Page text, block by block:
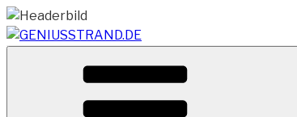
Zum
Inhalt
springen
Vom Geniusstrand zum JadeWeserPort/